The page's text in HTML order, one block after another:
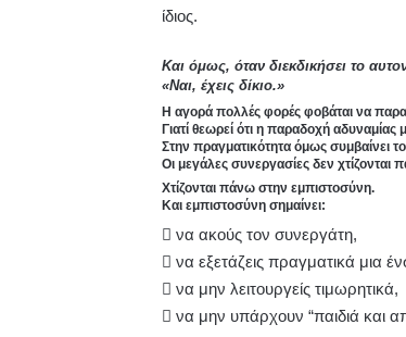
ίδιος.
Και όμως, όταν διεκδικήσει το
«Ναι, έχεις δίκιο.»
Η αγορά πολλές φορές φοβάται να
Γιατί θεωρεί ότι η παραδοχή αδυναμίας
Στην πραγματικότητα όμως συμβαίνει το
Οι μεγάλες συνεργασίες δεν
Χτίζονται πάνω στην εμπιστοσύνη.
Και εμπιστοσύνη σημαίνει:
 να ακούς τον συνεργάτη,
 να εξετάζεις πραγματικά μια
 να μην λειτουργείς τιμωρητικά,
 να μην υπάρχουν “παιδιά και